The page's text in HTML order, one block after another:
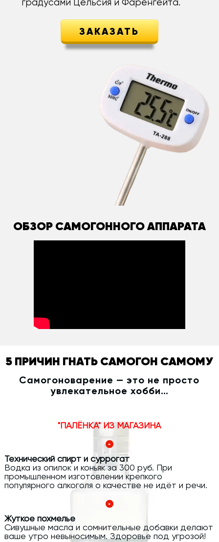
градусами Цельсия и Фаренгейта.
ЗАКАЗАТЬ
ОБЗОР САМОГОННОГО АППАРАТА
5 ПРИЧИН ГНАТЬ САМОГОН САМОМУ
Самогоноварение — это не просто
увлекательное хобби…
"ПАЛЁНКА" ИЗ МАГАЗИНА
Технический спирт и суррогат
Водка из опилок и коньяк за 300 руб. При
промышленном изготовлении крепкого
популярного алкоголя о качестве не идёт и речи.
Жуткое похмелье
Сивушные масла и сомнительные добавки делают
ваше утро невыносимым. Здоровье под угрозой!